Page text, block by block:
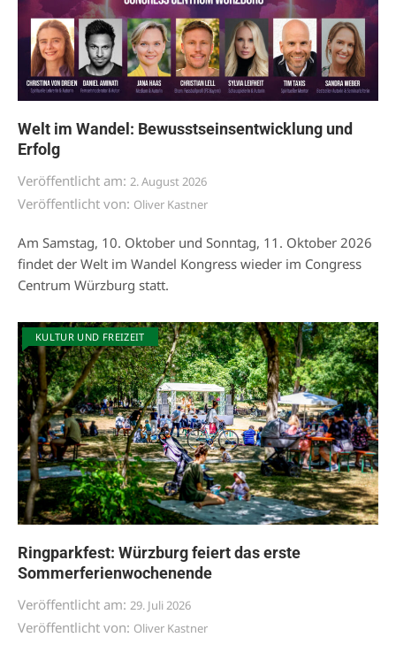
Welt im Wandel: Bewusstseinsentwicklung und
Erfolg
Veröffentlicht am: 2. August 2026
Veröffentlicht von: Oliver Kastner
Am Samstag, 10. Oktober und Sonntag, 11. Oktober 2026
findet der Welt im Wandel Kongress wieder im Congress
Centrum Würzburg statt.
KULTUR UND FREIZEIT
Ringparkfest: Würzburg feiert das erste
Sommerferienwochenende
Veröffentlicht am: 29. Juli 2026
Veröffentlicht von: Oliver Kastner